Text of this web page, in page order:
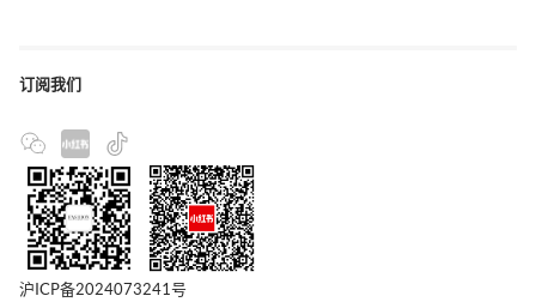
订阅我们
沪ICP备2024073241号